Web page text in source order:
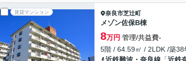
賃貸マンション 奈良市芝辻町
メゾン佐保B棟
8万円 管理/共益費-
5階 / 64.59㎡ / 2LDK /築38